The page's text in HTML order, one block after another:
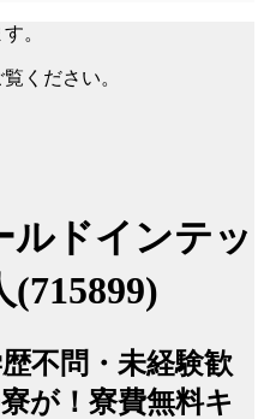
。
ください。
ルドインテッ
不問・未経験歓
が！寮費無料キ